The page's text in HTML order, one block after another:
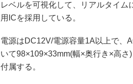
レベルを可視化して、リアルタイ
用ICを採用している。
電源はDC12V/電源容量1A以上で、
いて98×109×33mm(幅×奥行き×高
付属する。